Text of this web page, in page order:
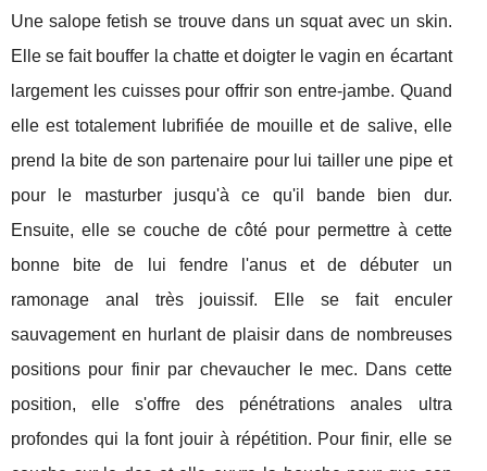
Une salope fetish se trouve dans un squat avec un skin.
Elle se fait bouffer la chatte et doigter le vagin en écartant
largement les cuisses pour offrir son entre-jambe. Quand
elle est totalement lubrifiée de mouille et de salive, elle
prend la bite de son partenaire pour lui tailler une pipe et
pour le masturber jusqu'à ce qu'il bande bien dur.
Ensuite, elle se couche de côté pour permettre à cette
bonne bite de lui fendre l'anus et de débuter un
ramonage anal très jouissif. Elle se fait enculer
sauvagement en hurlant de plaisir dans de nombreuses
positions pour finir par chevaucher le mec. Dans cette
position, elle s'offre des pénétrations anales ultra
profondes qui la font jouir à répétition. Pour finir, elle se